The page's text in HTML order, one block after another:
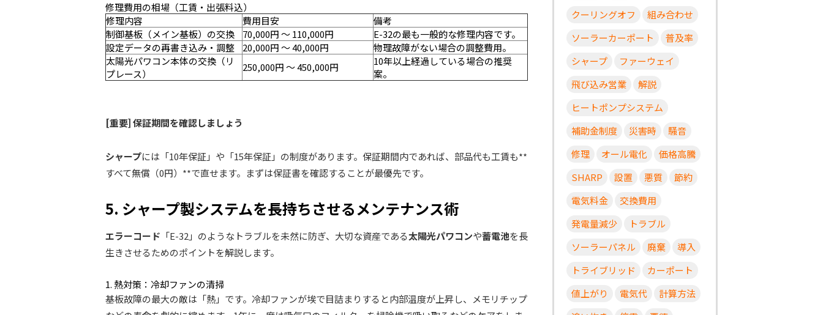
修理費用の相場（工賃・出張料込）
修理内容
費用目安
備考
制御基板（メイン基板）の交換
70,000円 〜 110,000円
E-32の最も一般的な修理内容です。
設定データの再書き込み・調整
20,000円 〜 40,000円
物理故障がない場合の調整費用。
太陽光パワコン本体の交換（リ
プレース）
250,000円 〜 450,000円
10年以上経過している場合の推奨
案。
[重要] 保証期間を確認しましょう
シャープには「10年保証」や「15年保証」の制度があります。保証期間内であれば、部品代も工賃も**
すべて無償（0円）**で直せます。まずは保証書を確認することが最優先です。
5. シャープ製システムを長持ちさせるメンテナンス術
エラーコード 「E-32」のようなトラブルを未然に防ぎ、大切な資産である太陽光パワコンや蓄電池を長
生きさせるためのポイントを解説します。
1. 熱対策：冷却ファンの清掃
基板故障の最大の敵は「熱」です。冷却ファンが埃で目詰まりすると内部温度が上昇し、メモリチップ
クーリングオフ
組み合わせ
ソーラーカーポート
普及率
シャープ
ファーウェイ
飛び込み営業
解説
ヒートポンプシステム
補助金制度
災害時
騒音
修理
オール電化
価格高騰
SHARP
設置 悪質
節約
電気料金
交換費用
発電量減少
トラブル
ソーラーパネル
廃棄
導入
トライブリッド
カーポート
値上がり
電気代
計算方法